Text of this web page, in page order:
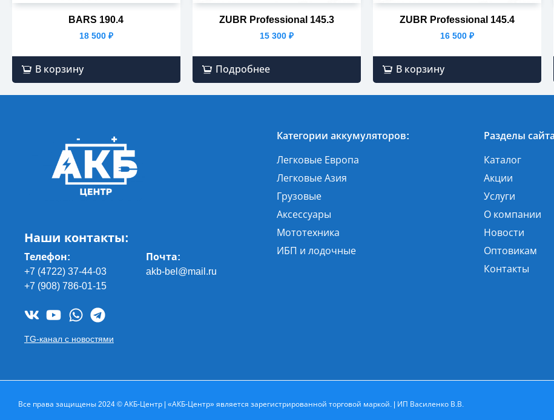
BARS 190.4
18 500 ₽
В корзину
ZUBR Professional 145.3
15 300 ₽
Подробнее
ZUBR Professional 145.4
16 500 ₽
В корзину
Наши контакты:
Телефон:
+7 (4722) 37-44-03
+7 (908) 786-01-15
Почта:
akb-bel@mail.ru
TG-канал с новостями
Категории аккумуляторов:
Легковые Европа
Легковые Азия
Грузовые
Аксессуары
Мототехника
ИБП и лодочные
Разделы
Каталог
Акции
Услуги
О компании
Новости
Оптовикам
Контакты
Все права защищены 2024 © АКБ-Центр | «АКБ-Центр» является зарегистрированной торговой маркой. | ИП Василенко В.В.